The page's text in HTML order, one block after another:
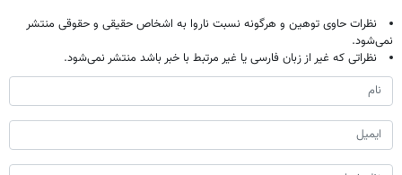
نظرات حاوی توهین و هرگونه نسبت ناروا به اشخاص حقیقی و حقوقی منتشر
نمی‌شود.
نظراتی که غیر از زبان فارسی یا غیر مرتبط با خبر باشد منتشر نمی‌شود.